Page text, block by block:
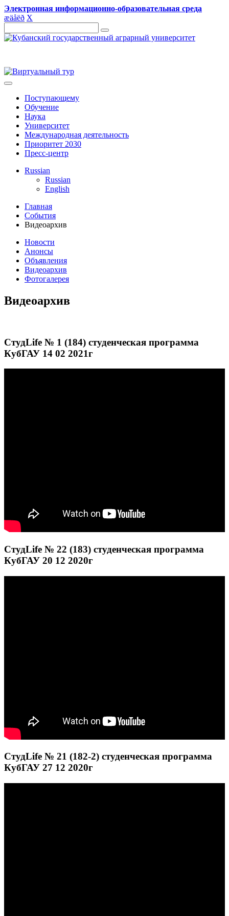
Электронная информационно-образовательная среда
æäåëð X
Поступающему
Обучение
Наука
Университет
Международная деятельность
Приоритет 2030
Пресс-центр
Russian
Russian
English
Главная
События
Видеоархив
Новости
Анонсы
Объявления
Видеоархив
Фотогалерея
Видеоархив
СтудLife № 1 (184) студенческая программа
КубГАУ 14 02 2021г
СтудLife № 22 (183) студенческая программа
КубГАУ 20 12 2020г
СтудLife № 21 (182-2) студенческая программа
КубГАУ 27 12 2020г